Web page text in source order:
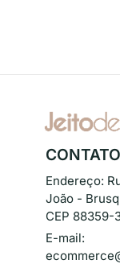
CONTATO
Endereço:
João -
CEP 88359-
E-mail: